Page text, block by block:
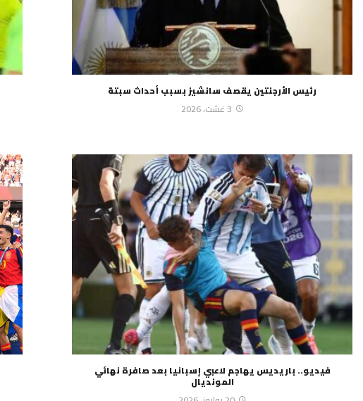
رئيس الأرجنتين يقصف سانشيز بسبب أحداث سبتة
3 غشت، 2026
فيديو.. باريديس يهاجم لاعبي إسبانيا بعد صافرة نهائي
المونديال